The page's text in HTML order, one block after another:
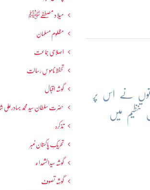
نے اس پر
میں
میلاد مصطفےٰﷺ
مظلوم مسلمان
اصلاحی جماعت
تحفظ ناموسِ رسالت
گوشہ اقبال
حضرت سلطان سید محمد بہادرعلی
تذکرہ
تحریکِ پاکستان نمبر
گوشہ سیدالشھداء
گوشہ تصوف